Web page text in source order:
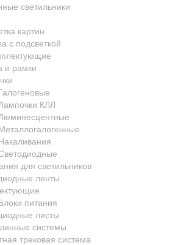
светильники
картин
с подсветкой
и рамки
КЛЛ
для светильников
ленты
питания
листы
системы
трековая система